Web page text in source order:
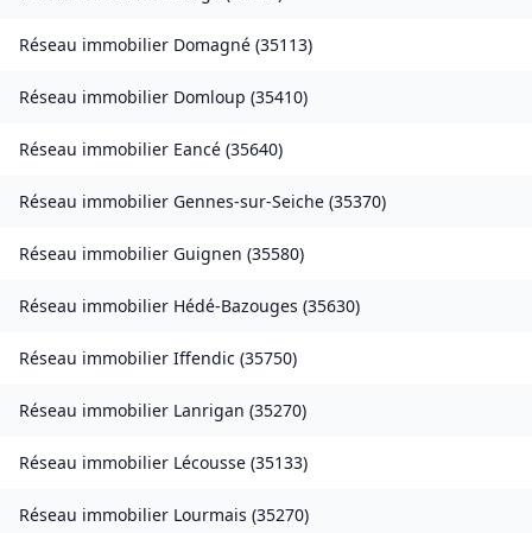
Réseau immobilier Domagné (35113)
Réseau immobilier Domloup (35410)
Réseau immobilier Eancé (35640)
Réseau immobilier Gennes-sur-Seiche (35370)
Réseau immobilier Guignen (35580)
Réseau immobilier Hédé-Bazouges (35630)
Réseau immobilier Iffendic (35750)
Réseau immobilier Lanrigan (35270)
Réseau immobilier Lécousse (35133)
Réseau immobilier Lourmais (35270)